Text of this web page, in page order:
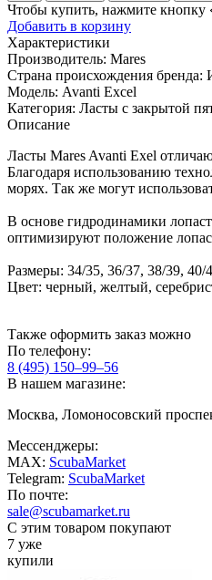
Чтобы купить, нажмите кнопку
Добавить в корзину
Характеристики
Производитель: Mares
Страна происхождения бренда:
Модель: Avanti Excel
Категория: Ласты с закрытой
Описание
Ласты Mares Avanti Exel
Благодаря использованию
морях. Так же могут
В основе гидродинамики
оптимизируют положение
Размеры: 34/35, 36/37, 38/39, 40/
Цвет: черный, желтый,
Также оформить заказ можно
По телефону:
8 (495) 150–99–56
В нашем магазине:
Москва, Ломоносовский
Мессенджеры:
MAX: ScubaMarket
Telegram: ScubaMarket
По почте:
sale@scubamarket.ru
С этим товаром покупают
7 уже
купили